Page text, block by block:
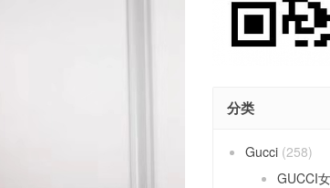
分类
Gucci (258)
GUCCI